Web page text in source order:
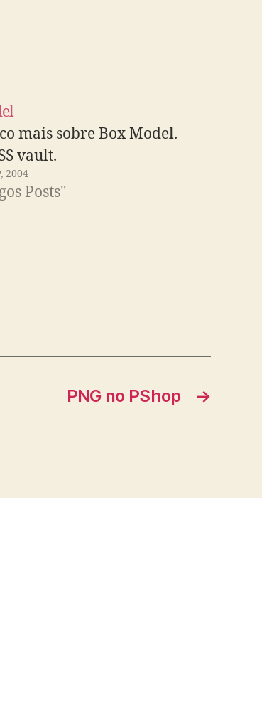
mais sobre Box Model.
vault.
2004
Posts"
→
PNG no PShop